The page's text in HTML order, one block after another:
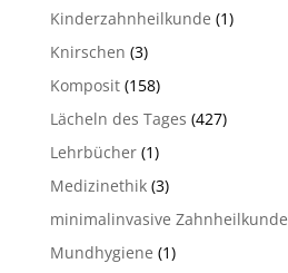
Kinderzahnheilkunde (1)
Knirschen (3)
Komposit(158)
Lächeln des Tages (427)
Lehrbücher(1)
Medizinethik(3)
minimalinvasive Zahnheilkunde
Mundhygiene (1)